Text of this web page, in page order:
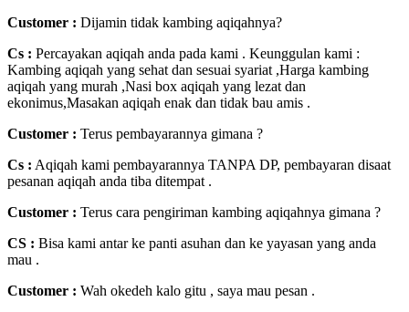
Customer : Dijamin tidak kambing aqiqahnya?
Cs : Percayakan aqiqah anda pada kami . Keunggulan kami :
Kambing aqiqah yang sehat dan sesuai syariat ,Harga kambing
aqiqah yang murah ,Nasi box aqiqah yang lezat dan
ekonimus,Masakan aqiqah enak dan tidak bau amis .
Customer : Terus pembayarannya gimana ?
Cs : Aqiqah kami pembayarannya TANPA DP, pembayaran disaat
pesanan aqiqah anda tiba ditempat .
Customer : Terus cara pengiriman kambing aqiqahnya gimana ?
CS : Bisa kami antar ke panti asuhan dan ke yayasan yang anda
mau .
Customer : Wah okedeh kalo gitu , saya mau pesan .